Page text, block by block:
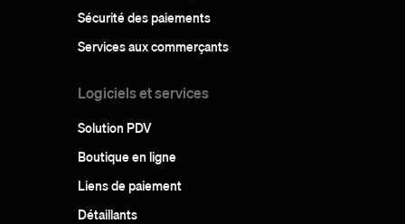
Sécurité des paiements
Services aux commerçants
Logiciels et services
Solution PDV
Boutique en ligne
Liens de paiement
Détaillants